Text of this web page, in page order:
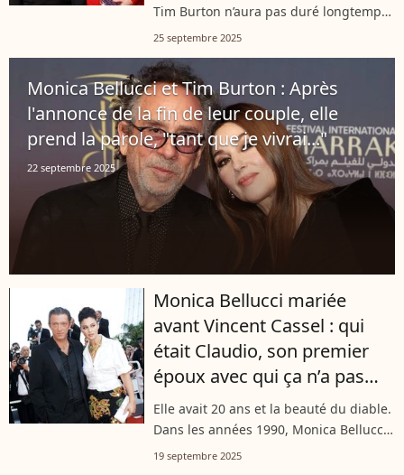
Tim Burton n’aura pas duré longtemps.
Selon "Paris Match", leur séparation,
remonterait en réalité à deux mois....
25 septembre 2025
Monica Bellucci et Tim Burton : Après
l'annonce de la fin de leur couple, elle
prend la parole, "tant que je vivrai..."
22 septembre 2025
Monica Bellucci mariée
avant Vincent Cassel : qui
était Claudio, son premier
époux avec qui ça n’a pas
duré longtemps ?
Elle avait 20 ans et la beauté du diable.
Dans les années 1990, Monica Bellucci
se marie avec son premier époux. Un
19 septembre 2025